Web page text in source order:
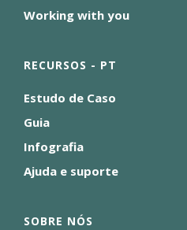
Working with you
RECURSOS - PT
Estudo de Caso
Guia
Infografia
Ajuda e suporte
SOBRE NÓS